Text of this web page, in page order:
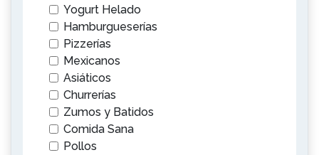
Yogurt Helado
Hamburgueserías
Pizzerías
Mexicanos
Asiáticos
Churrerías
Zumos y Batidos
Comida Sana
Pollos